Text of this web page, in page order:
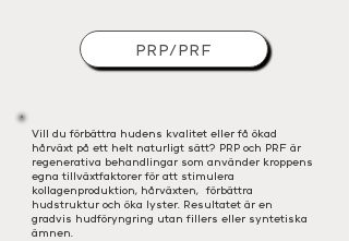
PRP/PRF
Vill du förbättra hudens kvalitet eller få ökad
hårväxt på ett helt naturligt sätt? PRP och PRF är
regenerativa behandlingar som använder kroppens
egna tillväxtfaktorer för att stimulera
kollagenproduktion, hårväxten, förbättra
hudstruktur och öka lyster. Resultatet är en
gradvis hudföryngring utan fillers eller syntetiska
ämnen.